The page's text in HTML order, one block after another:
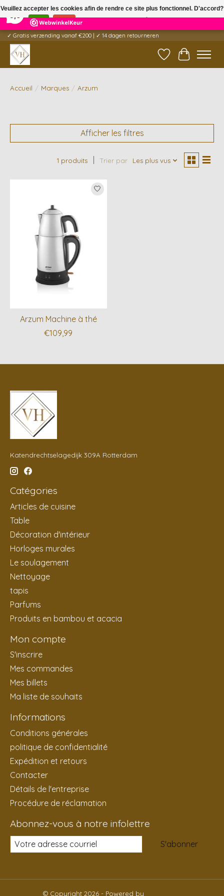
5 Reviews ×
✓ Gratis verzending vanaf €200 | ✓ 14 dagen retourneren
Liste dePanier
Accueil / Marques / Arzum
Afficher les filtres
1 produits Trier par Les plus vus
Arzum Machine à thé
€109,99
Katendrechtselagedijk 309A Rotterdam
Catégories
Articles de cuisine
Table
Décoration d'intérieur
Horloges murales
Le soulagement
Nettoyage
tapis
Parfums
Produits en bambou et acacia
Mon compte
S'inscrire
Mes commandes
Mes billets
Ma liste de souhaits
Informations
Conditions générales
politique de confidentialité
Expédition et retours
Contacter
Détails de l'entreprise
Procédure de réclamation
Abonnez-vous à notre infolettre
S'abonner
© Copyright 2026 - Powered by
Veuillez accepter les cookies afin de rendre ce site plus fonctionnel. D'accord?
Oui
Non En savoir plus sur les témoins (cookies) »